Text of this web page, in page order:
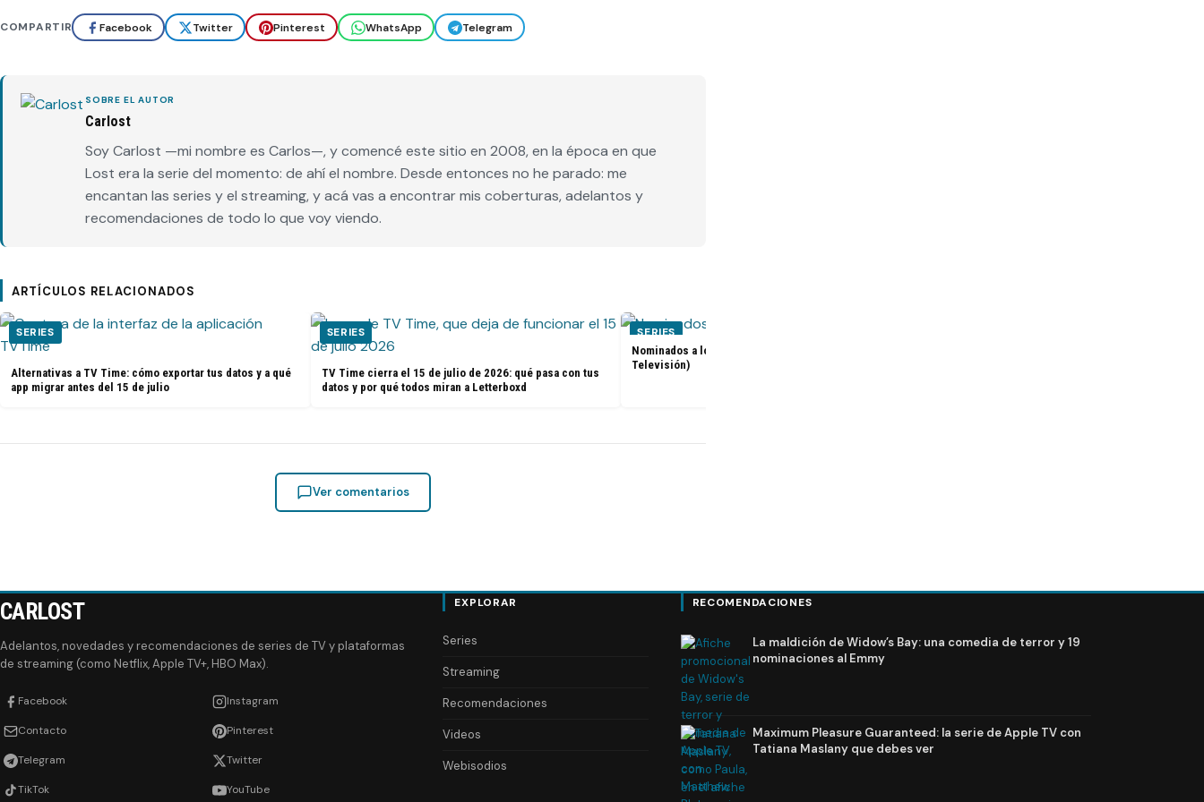
COMPARTIR Facebook Twitter Pinterest WhatsApp Telegram
SOBRE EL AUTOR
Carlost
Soy Carlost —mi nombre es Carlos—, y comencé este sitio en 2008, en la época en que
Lost era la serie del momento: de ahí el nombre. Desde entonces no he parado: me
encantan las series y el streaming, y acá vas a encontrar mis coberturas, adelantos y
recomendaciones de todo lo que voy viendo.
ARTÍCULOS RELACIONADOS
SERIES
Alternativas a TV Time: cómo exportar tus datos y a qué
app migrar antes del 15 de julio
SERIES
TV Time cierra el 15 de julio de 2026: qué pasa con tus
datos y por qué todos miran a Letterboxd
SERIES
Nominados a los premios Golden Globes 2025 (Cine y
Televisión)
Ver comentarios
CARLOST
Adelantos, novedades y recomendaciones de series de TV y plataformas
de streaming (como Netflix, Apple TV+, HBO Max).
Facebook Instagram
Contacto Pinterest
Telegram Twitter
TikTok YouTube
EXPLORAR
Series
Streaming
Recomendaciones
Videos
Webisodios
RECOMENDACIONES
La maldición de Widow’s Bay: una comedia de terror y 19
nominaciones al Emmy
Maximum Pleasure Guaranteed: la serie de Apple TV con
Tatiana Maslany que debes ver